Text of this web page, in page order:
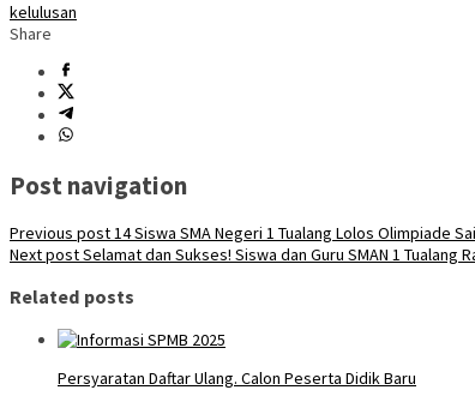
kelulusan
Share
Post navigation
Previous post14 Siswa SMA Negeri 1 Tualang Lolos Olimpiade
Next postSelamat dan Sukses! Siswa dan Guru SMAN 1 Tualang
Related posts
Persyaratan Daftar Ulang. Calon Peserta Didik Baru